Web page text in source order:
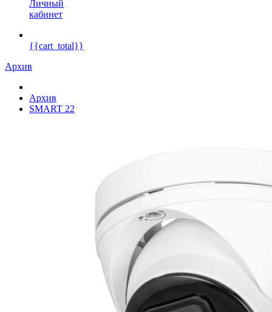
Личный
кабинет
{{cart_total}}
Архив
Архив
SMART 22